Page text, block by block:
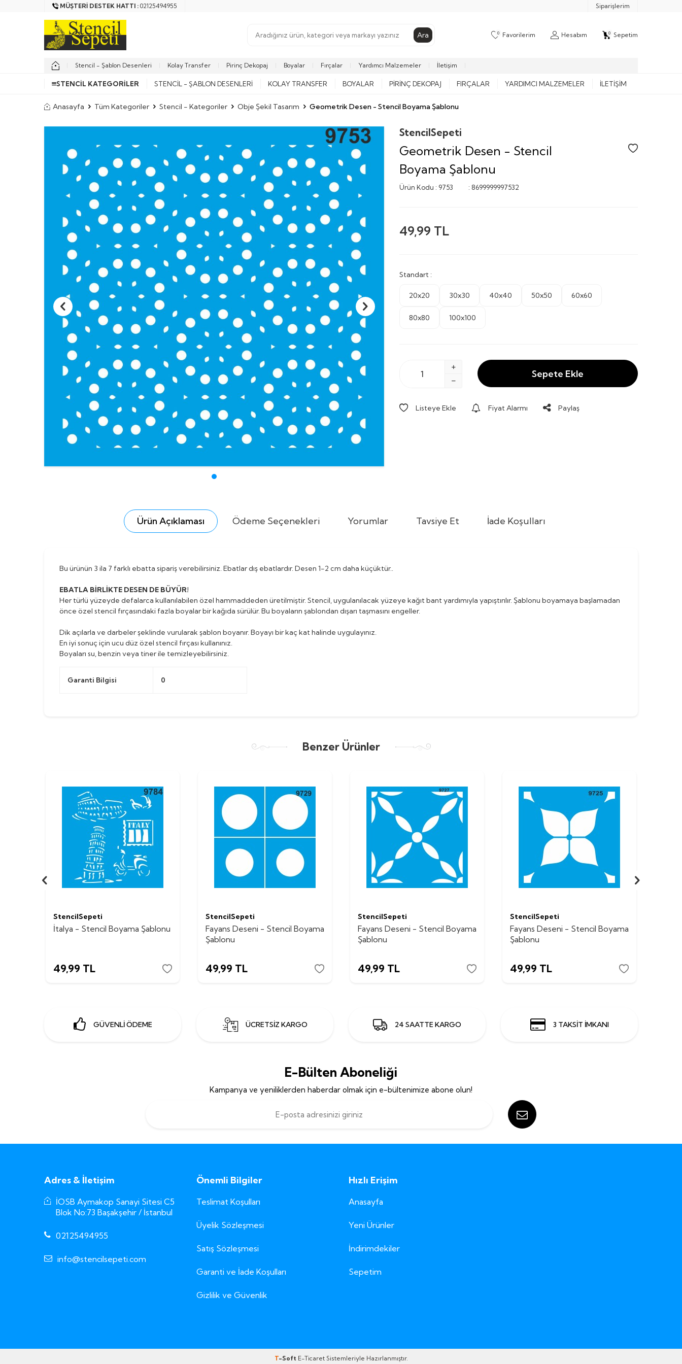
MÜŞTERI DESTEK HATTI : 02125494955 Siparişlerim
Ara 0 Favorilerim Hesabım 0 Sepetim
Stencil - Şablon Desenleri Kolay Transfer Pirinç Dekopaj Boyalar Fırçalar Yardımcı Malzemeler İletişim
STENCIL KATEGORILER STENCIL - ŞABLON DESENLERI KOLAY TRANSFER BOYALAR PIRINÇ DEKOPAJ FIRÇALAR YARDIMCI MALZEMELER İLETIŞIM
Anasayfa Tüm Kategoriler Stencil - Kategoriler Obje Şekil Tasarım Geometrik Desen - Stencil Boyama Şablonu
StencilSepeti
Geometrik Desen - Stencil
Boyama Şablonu
Ürün Kodu : 9753 : 8699999997532
49,99 TL
Standart :
20x20 30x30 40x40 50x50 60x60
80x80 100x100
Sepete Ekle
Listeye Ekle Fiyat Alarmı Paylaş
Ürün Açıklaması Ödeme Seçenekleri Yorumlar Tavsiye Et İade Koşulları
Bu ürünün 3 ila 7 farklı ebatta sipariş verebilirsiniz. Ebatlar dış ebatlardır. Desen 1-2 cm daha küçüktür..
EBATLA BİRLİKTE DESEN DE BÜYÜR!
Her türlü yüzeyde defalarca kullanılabilen özel hammaddeden üretilmiştir. Stencil, uygulanılacak yüzeye kağıt bant yardımıyla yapıştırılır. Şablonu boyamaya başlamadan
önce özel stencil fırçasındaki fazla boyalar bir kağıda sürülür. Bu boyaların şablondan dışarı taşmasını engeller.
Dik açılarla ve darbeler şeklinde vurularak şablon boyanır. Boyayı bir kaç kat halinde uygulayınız.
En iyi sonuç için ucu düz özel stencil fırçası kullanınız.
Boyaları su, benzin veya tiner ile temizleyebilirsiniz.
Garanti Bilgisi 0
Benzer Ürünler
StencilSepeti
İtalya - Stencil Boyama Şablonu
49,99 TL
StencilSepeti
Fayans Deseni - Stencil Boyama
Şablonu
49,99 TL
StencilSepeti
Fayans Deseni - Stencil Boyama
Şablonu
49,99 TL
StencilSepeti
Fayans Deseni - Stencil Boyama
Şablonu
49,99 TL
GÜVENLİ ÖDEME ÜCRETSİZ KARGO 24 SAATTE KARGO 3 TAKSİT İMKANI
E-Bülten Aboneliği
Kampanya ve yeniliklerden haberdar olmak için e-bültenimize abone olun!
Adres & İletişim
İOSB Aymakop Sanayi Sitesi C5
Blok No:73 Başakşehir / İstanbul
02125494955
info@stencilsepeti.com
Önemli Bilgiler
Teslimat Koşulları
Üyelik Sözleşmesi
Satış Sözleşmesi
Garanti ve İade Koşulları
Gizlilik ve Güvenlik
Hızlı Erişim
Anasayfa
Yeni Ürünler
İndirimdekiler
Sepetim
T-Soft E-TicaretSistemleriyle Hazırlanmıştır.